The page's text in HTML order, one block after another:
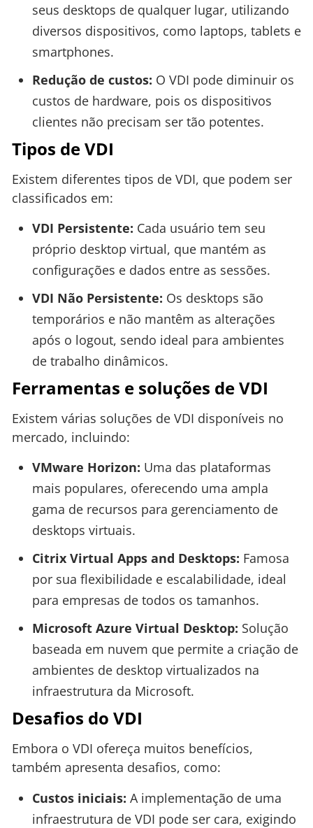
seus desktops de qualquer lugar, utilizando
diversos dispositivos, como laptops, tablets e
smartphones.
Redução de custos: O VDI pode diminuir os
custos de hardware, pois os dispositivos
clientes não precisam ser tão potentes.
Tipos de VDI
Existem diferentes tipos de VDI, que podem ser
classificados em:
VDI Persistente: Cada usuário tem seu
próprio desktop virtual, que mantém as
configurações e dados entre as sessões.
VDI Não Persistente: Os desktops são
temporários e não mantêm as alterações
após o logout, sendo ideal para ambientes
de trabalho dinâmicos.
Ferramentas e soluções de VDI
Existem várias soluções de VDI disponíveis no
mercado, incluindo:
VMware Horizon: Uma das plataformas
mais populares, oferecendo uma ampla
gama de recursos para gerenciamento de
desktops virtuais.
Citrix Virtual Apps and Desktops: Famosa
por sua flexibilidade e escalabilidade, ideal
para empresas de todos os tamanhos.
Microsoft Azure Virtual Desktop: Solução
baseada em nuvem que permite a criação de
ambientes de desktop virtualizados na
infraestrutura da Microsoft.
Desafios do VDI
Embora o VDI ofereça muitos benefícios,
também apresenta desafios, como:
Custos iniciais: A implementação de uma
infraestrutura de VDI pode ser cara, exigindo